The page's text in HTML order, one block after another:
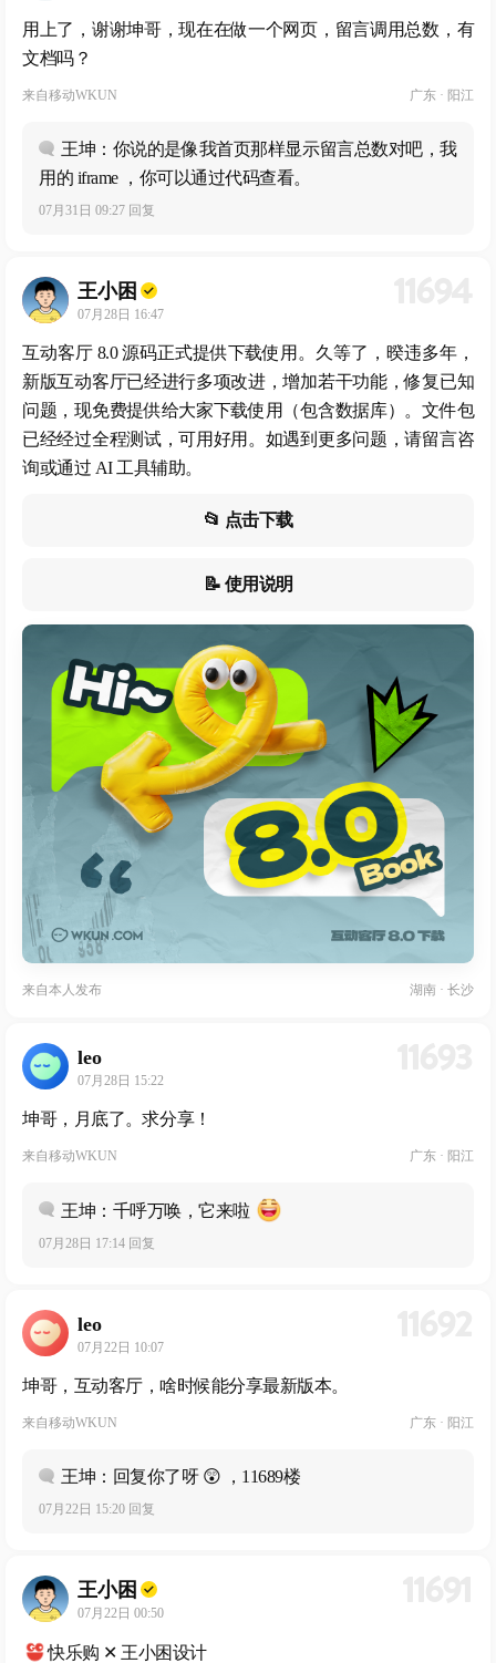
用上了，谢谢坤哥，现在在做一个网页，留言调用总数，有
文档吗？
来自移动WKUN 广东 · 阳江
王坤：你说的是像我首页那样显示留言总数对吧，我
用的 iframe ，你可以通过代码查看。
07月31日 09:27 回复
王小困
07月28日 16:47
互动客厅 8.0 源码正式提供下载使用。久等了，暌违多年，
新版互动客厅已经进行多项改进，增加若干功能，修复已知
问题，现免费提供给大家下载使用（包含数据库）。文件包
已经经过全程测试，可用好用。如遇到更多问题，请留言咨
询或通过 AI 工具辅助。
📂 点击下载
📝 使用说明
来自本人发布 湖南 · 长沙
leo
07月28日 15:22
坤哥，月底了。求分享！
来自移动WKUN 广东 · 阳江
王坤：千呼万唤，它来啦
07月28日 17:14 回复
leo
07月22日 10:07
坤哥，互动客厅，啥时候能分享最新版本。
来自移动WKUN 广东 · 阳江
王坤：回复你了呀 😲 ，11689楼
07月22日 15:20 回复
王小困
07月22日 00:50
快乐购 ✕ 王小困设计